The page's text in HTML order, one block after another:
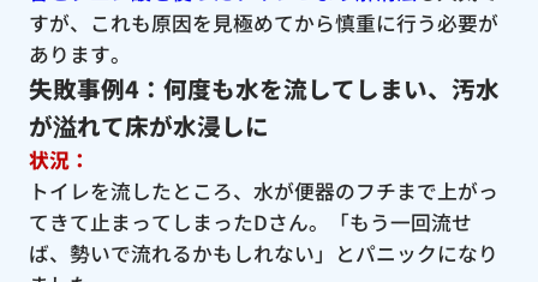
すが、これも原因を見極めてから慎重に行う必要が
あります。
失敗事例4：何度も水を流してしまい、汚水
が溢れて床が水浸しに
状況：
トイレを流したところ、水が便器のフチまで上がっ
てきて止まってしまったDさん。「もう一回流せ
ば、勢いで流れるかもしれない」とパニックになり